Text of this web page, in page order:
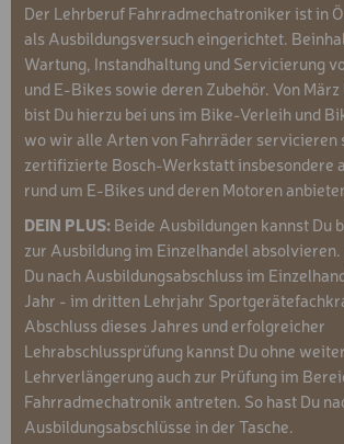
Der Lehrberuf Fahrradmechatroniker ist in
als Ausbildungsversuch eingerichtet.
Wartung, Instandhaltung und Servicierung
und E-Bikes sowie deren Zubehör. Von
bist Du hierzu bei uns im Bike-Verleih und
wo wir alle Arten von Fahrräder servicieren
zertifizierte Bosch-Werkstatt insbesondere
rund um E-Bikes und deren Motoren
DEIN PLUS:Beide Ausbildungen kannst Du
zur Ausbildung im Einzelhandel
Du nach Ausbildungsabschluss im
Jahr - im dritten Lehrjahr
Abschluss dieses Jahres und erfolgreicher
Lehrabschlussprüfung kannst Du ohne
Lehrverlängerung auch zur Prüfung im
Fahrradmechatronik antreten. So hast Du
Ausbildungsabschlüsse in der Tasche.